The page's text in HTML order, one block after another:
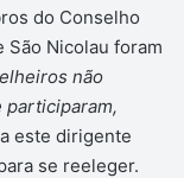
do Conselho
São Nicolau foram
não
participaram,
este dirigente
se reeleger.